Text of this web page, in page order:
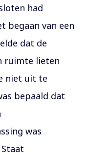
had
begaan van een
dat de
ruimte lieten
niet uit te
bepaald dat
was